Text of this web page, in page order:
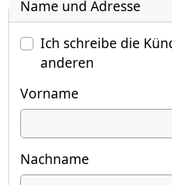
Name und Adresse
Ich schreibe die
anderen
Vorname
Nachname